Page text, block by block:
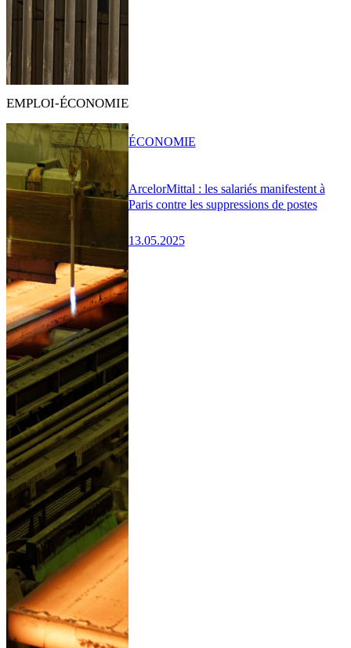
EMPLOI-ÉCONOMIE
ArcelorMittal : les salariés manifestent à
Paris contre les suppressions de postes
13.05.2025
ÉCONOMIE